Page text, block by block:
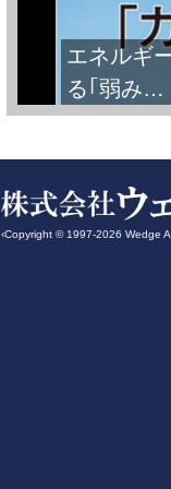
エネルギ
る｢弱み…
‹Copyright © 1997-2026 Wedge